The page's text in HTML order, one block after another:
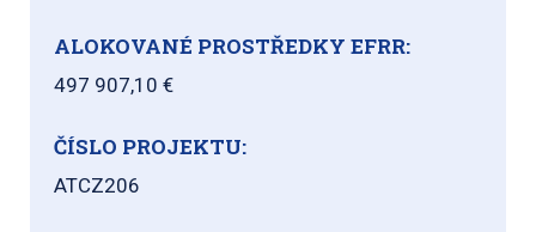
ALOKOVANÉ PROSTŘEDKY EFRR:
497 907,10 €
ČÍSLO PROJEKTU:
ATCZ206